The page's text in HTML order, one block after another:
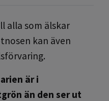
alla som älskar
kan även
är i
än den ser ut